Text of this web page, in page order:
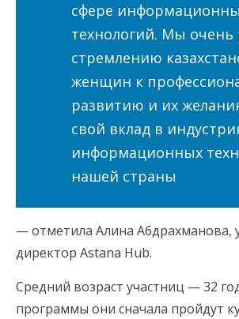
сфере
технологий. Мы очень
стремлению
женщин к
развитию и их
свой вклад в
информационных
нашей страны
— отметила Алина
директор Astana Hub.
Средний возраст участниц — 32
программы они сначала пройдут